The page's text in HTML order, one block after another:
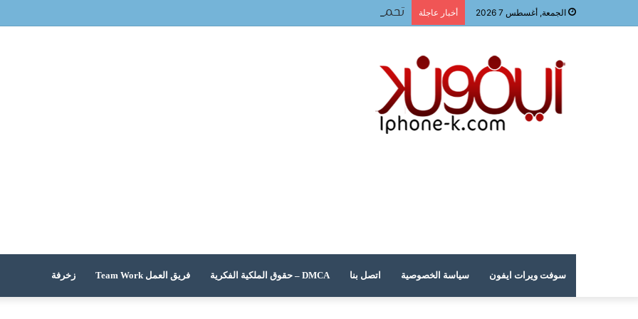
الجمعة, أغسطس 7 2026 أخبار عاجلة تحميل لعبه فيفا ٢٠٢٤ للجوال
سوفت ويرات ايفون سياسة الخصوصية اتصل بنا DMCA – حقوق الملكية الفكرية فريق العمل Team Work زخرفة